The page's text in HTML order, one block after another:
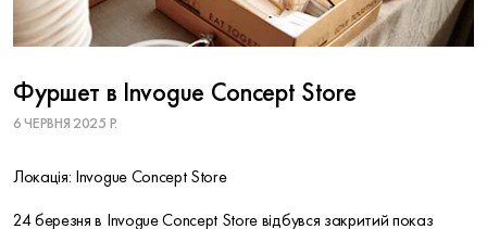
Фуршет в Invogue Concept Store
6 ЧЕРВНЯ 2025 Р.
Локація: Invogue Concept Store
24 березня в Invogue Concept Store відбувся закритий показ